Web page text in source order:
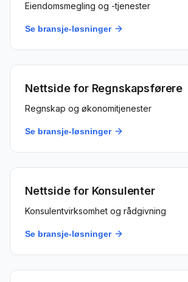
Eiendomsmegling og -tjenester
Se bransje-løsninger
Nettside for Regnskapsførere
Regnskap og økonomitjenester
Se bransje-løsninger
Nettside for Konsulenter
Konsulentvirksomhet og rådgivning
Se bransje-løsninger